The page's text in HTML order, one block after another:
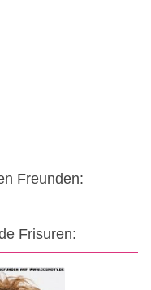
Freunden:
Frisuren: